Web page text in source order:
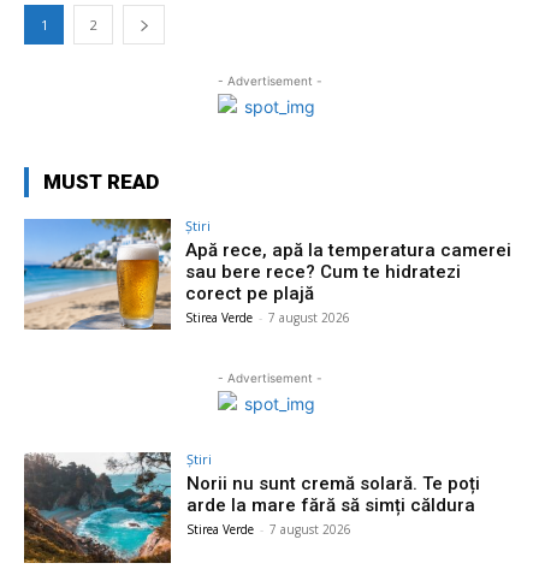
1 2
- Advertisement -
MUST READ
Știri
Apă rece, apă la temperatura camerei
sau bere rece? Cum te hidratezi
corect pe plajă
Stirea Verde - 7 august 2026
- Advertisement -
Știri
Norii nu sunt cremă solară. Te poți
arde la mare fără să simți căldura
Stirea Verde - 7 august 2026